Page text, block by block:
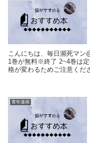
こんにちは、毎日瀕死マン
1巻が無料※終了 2~4巻は定価での販売となります。 kindleは頻繁に価
格が変わるためご注意くだ
青年漫画